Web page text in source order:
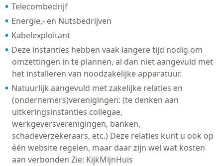
Telecombedrijf
Energie,- en Nutsbedrijven
Kabelexploitant
Deze instanties hebben vaak langere tijd nodig om
omzettingen in te plannen, al dan niet aangevuld met
het installeren van noodzakelijke apparatuur.
Natuurlijk aangevuld met zakelijke relaties en
(ondernemers)verenigingen: (te denken aan
uitkeringsinstanties collegae,
werkgeversverenigingen, banken,
schadeverzekeraars, etc.) Deze relaties kunt u ook op
één website regelen, maar daar zijn wel wat kosten
aan verbonden Zie: KijkMijnHuis